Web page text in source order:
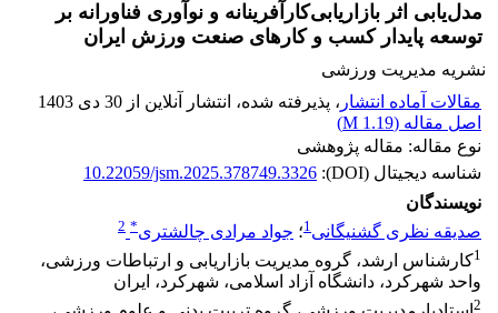
مدل‌یابی اثر بازاریابی‌کارآفرینانه و نوآوری‌ فناورانه بر
توسعه ‌پایدار کسب و کارهای صنعت ورزش ایران
نشریه مدیریت ورزشی
مقالات آماده انتشار ، پذیرفته شده، انتشار آنلاین از 30 دی 1403
اصل مقاله (1.19 M
)
نوع مقاله: مقاله پژوهشی
شناسه دیجیتال (DOI):
10.22059/jsm.2025.378749.3326
نویسندگان
صدیقه نظری گشنیگانی1؛ جواد مرادی چالشتری*
2
1کارشناس ارشد، گروه مدیریت بازاریابی و ارتباطات ورزشی،
واحد شهرکرد، دانشگاه آزاد اسلامی، شهرکرد، ایران
2